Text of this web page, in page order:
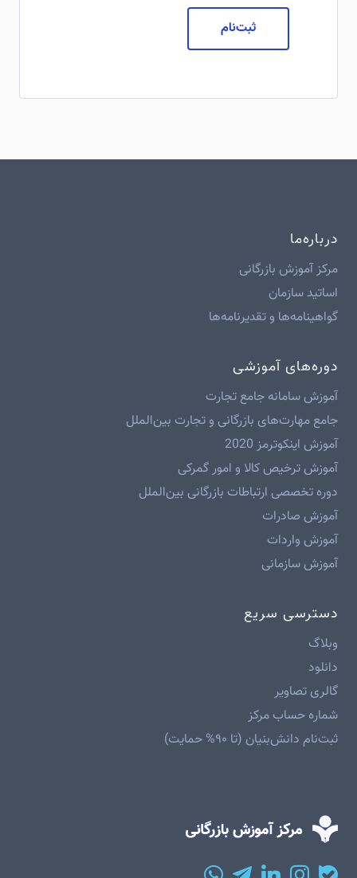
ثبت‌نام
درباره‌ما
مرکز آموزش بازرگانی
اساتید سازمان
گواهینامه‌ها و تقدیرنامه‌ها
دوره‌های آموزشی
آموزش سامانه جامع تجارت
جامع مهارت‌های بازرگانی و تجارت بین‌الملل
آموزش اینکوترمز 2020
آموزش ترخیص کالا و امور گمرکی
دوره تخصصی ارتباطات بازرگانی بین‌الملل
آموزش صادرات
آموزش واردات
آموزش سازمانی
دسترسی سریع
وبلاگ
دانلود
گالری تصاویر
شماره حساب مرکز
ثبت‌نام دانش‌بنیان (تا ۹۰% حمایت)